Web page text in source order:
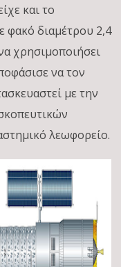
και το
φακό διαμέτρου 2,4
χρησιμοποιήσει
να τον
με την
λεωφορείο.